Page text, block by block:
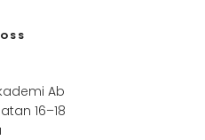
Ab
16–18